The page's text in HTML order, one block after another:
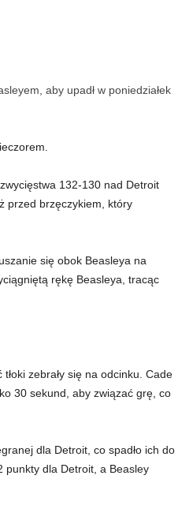
aby upadł w poniedziałek
132-130 nad Detroit
przed brzęczykiem, który
się obok Beasleya na
rękę Beasleya, tracąc
zebrały się na odcinku. Cade
30 sekund, aby związać grę, co
dla Detroit, co spadło ich do
punkty dla Detroit, a Beasley